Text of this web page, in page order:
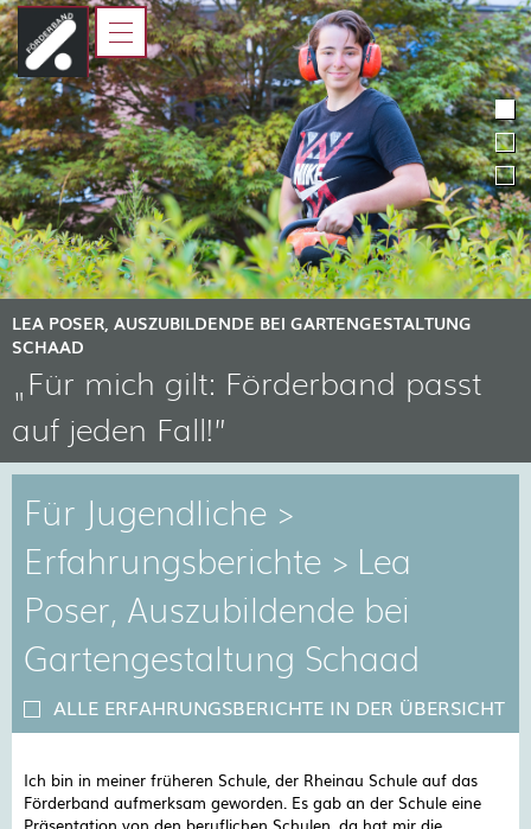
HOME
FÖRDERBAND
JUGENDLICHE
ELTERN, AUSBILDER UND
LEHRER
KOOPERATIONSPARTNER
LEA POSER, AUSZUBILDENDE BEI GARTENGESTALTUNG
SCHAAD
„Für mich gilt: Förderband passt
auf jeden Fall!”
Für Jugendliche >
Erfahrungsberichte > Lea
Poser, Auszubildende bei
Gartengestaltung Schaad
ALLE ERFAHRUNGSBERICHTE IN DER ÜBERSICHT
Ich bin in meiner früheren Schule, der Rheinau Schule auf das
Förderband aufmerksam geworden. Es gab an der Schule eine